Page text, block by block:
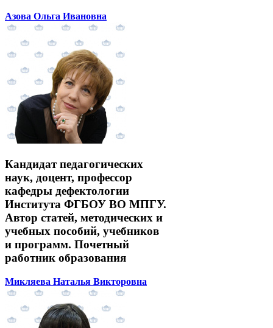
Азова Ольга Ивановна
Кандидат педагогических
наук, доцент, профессор
кафедры дефектологии
Института ФГБОУ ВО МПГУ.
Автор статей, методических и
учебных пособий, учебников
и программ. Почетный
работник образования
Микляева Наталья Викторовна